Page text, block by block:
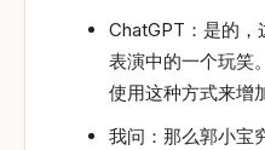
ChatGPT：是的，
表演中的一个玩笑
使用这种方式来增
我问：那么郭小宝